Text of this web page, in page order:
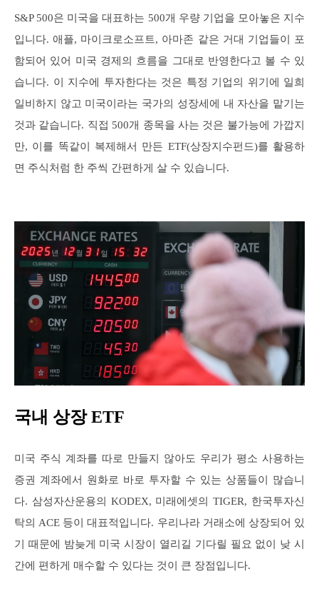
S&P 500은 미국을 대표하는 500개 우량 기업을 모아놓은 지수
입니다. 애플, 마이크로소프트, 아마존 같은 거대 기업들이 포
함되어 있어 미국 경제의 흐름을 그대로 반영한다고 볼 수 있
습니다. 이 지수에 투자한다는 것은 특정 기업의 위기에 일희
일비하지 않고 미국이라는 국가의 성장세에 내 자산을 맡기는
것과 같습니다. 직접 500개 종목을 사는 것은 불가능에 가깝지
만, 이를 똑같이 복제해서 만든 ETF(상장지수펀드)를 활용하
면 주식처럼 한 주씩 간편하게 살 수 있습니다.
국내 상장 ETF
미국 주식 계좌를 따로 만들지 않아도 우리가 평소 사용하는
증권 계좌에서 원화로 바로 투자할 수 있는 상품들이 많습니
다. 삼성자산운용의 KODEX, 미래에셋의 TIGER, 한국투자신
탁의 ACE 등이 대표적입니다. 우리나라 거래소에 상장되어 있
기 때문에 밤늦게 미국 시장이 열리길 기다릴 필요 없이 낮 시
간에 편하게 매수할 수 있다는 것이 큰 장점입니다.